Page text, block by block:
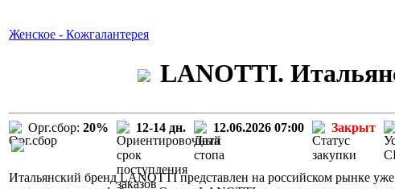
Женское - Кожгалантерея
LANOTTI.
Орг.сбор: 20% 12-14 дн. 12.06.2026 07:00 Закрыт
Итальянский бренд LANOTTI представлен на российском рынке